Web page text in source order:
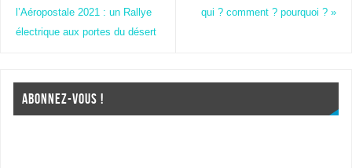
l’Aéropostale 2021 : un Rallye
électrique aux portes du désert
qui ? comment ? pourquoi ?»
ABONNEZ-VOUS !